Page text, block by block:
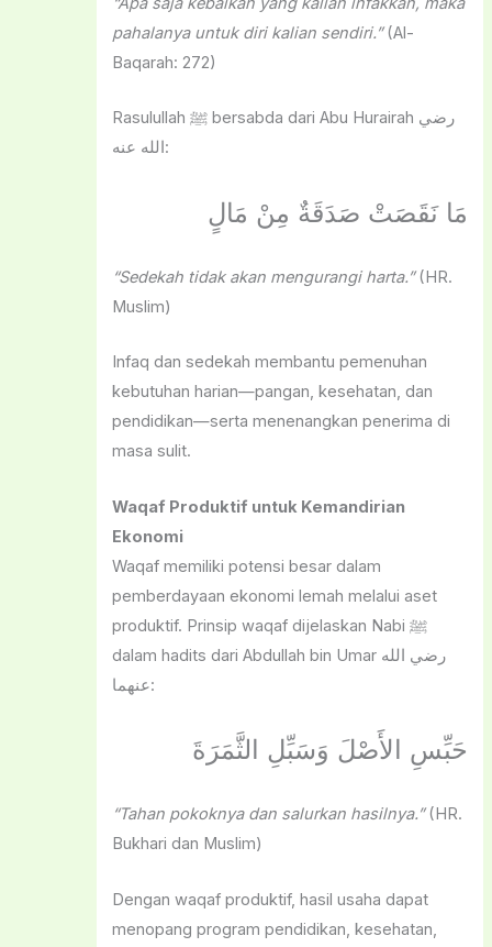
pahalanya untuk diri kalian sendiri.”(Al-
Baqarah: 272)
Rasulullah ﷺ bersabda dari Abu Hurairah رضي
الله عنه:
مَا نَقَصَتْ صَدَقَةٌ مِنْ مَالٍ
“Sedekah tidak akan mengurangi harta.”(HR.
Muslim)
Infaq dan sedekah membantu pemenuhan
kebutuhan harian—pangan, kesehatan, dan
pendidikan—serta menenangkan penerima di
masa sulit.
Waqaf Produktif untuk Kemandirian
Ekonomi
Waqaf memiliki potensi besar dalam
pemberdayaan ekonomi lemah melalui aset
produktif. Prinsip waqaf dijelaskan Nabi ﷺ
dalam hadits dari Abdullah bin Umar رضي الله
عنهما:
حَبِّسِ الأَصْلَ وَسَبِّلِ الثَّمَرَةَ
“Tahan pokoknya dan salurkan hasilnya.”(HR.
Bukhari dan Muslim)
Dengan waqaf produktif, hasil usaha dapat
menopang program pendidikan, kesehatan,